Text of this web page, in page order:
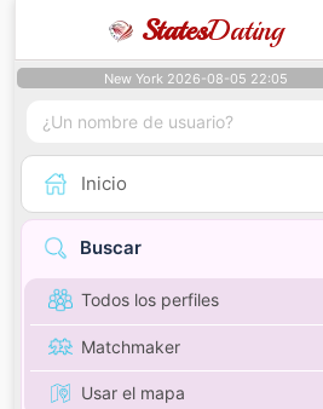
StatesDating
New York 2026-08-05 22:05
Inicio
Buscar
Todos los perfiles
Matchmaker
Usar el mapa